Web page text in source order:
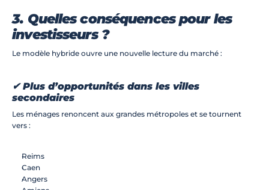
3. Quelles conséquences pour les
investisseurs ?
Le modèle hybride ouvre une nouvelle lecture du marché :
✔ Plus d’opportunités dans les villes
secondaires
Les ménages renoncent aux grandes métropoles et se tournent
vers :
Reims
Caen
Angers